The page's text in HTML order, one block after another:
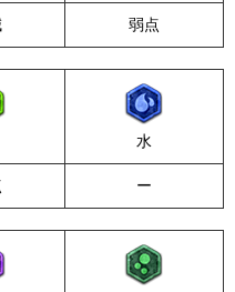
弱点
水
ー